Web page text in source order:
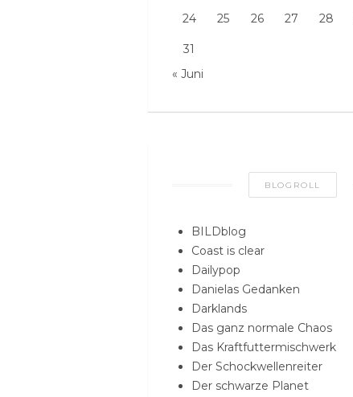
24 25 26 27 28
31
« Juni
BLOGROLL
BILDblog
Coast is clear
Dailypop
Danielas Gedanken
Darklands
Das ganz normale Chaos
Das Kraftfuttermischwerk
Der Schockwellenreiter
Der schwarze Planet